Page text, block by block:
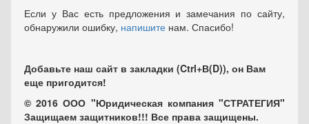
Если у Вас есть предложения и замечания по сайту,
обнаружили ошибку, напишите нам. Спасибо!
Добавьте наш сайт в закладки (Ctrl+В(D)), он Вам
еще пригодится!
© 2016 ООО "Юридическая компания "СТРАТЕГИЯ"
Защищаем защитников!!! Все права защищены.